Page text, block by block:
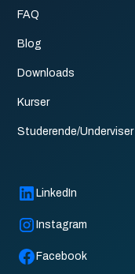
FAQ
Blog
Downloads
Kurser
Studerende/Underviser
LinkedIn
Instagram
Facebook